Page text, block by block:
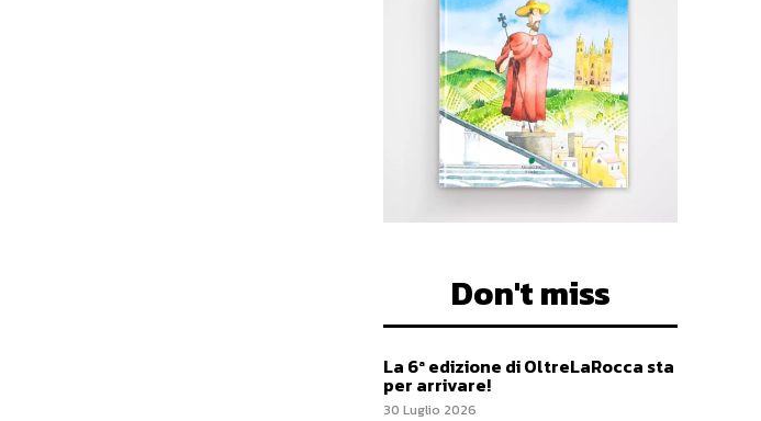
Don't miss
La 6ª edizione di OltreLaRocca sta
per arrivare!
30 Luglio 2026